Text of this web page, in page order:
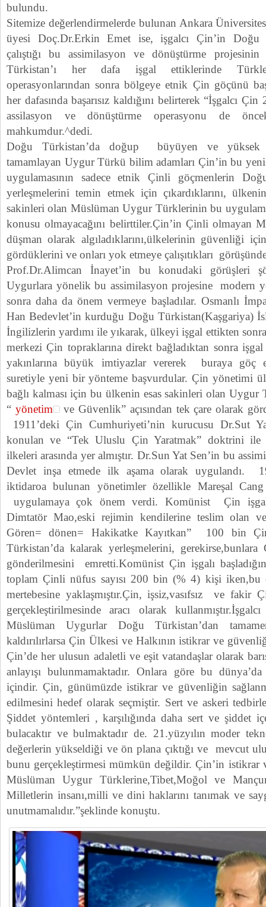
bulundu.
Sitemize değerlendirmelerde bulunan Ankara
üyesi Doç.Dr.Erkin Emet ise, işgalcı Çin’in Doğu
çalıştığı bu assimilasyon ve dönüştürme
Türkistan’ı her dafa işgal ettiklerinde
operasyonlarından sonra bölgeye etnik Çin göçünü
her dafasında başarısız kaldığını belirterek “İşgalcı
assilasyon ve dönüştürme operasyonu de
mahkumdur.^dedi.
Doğu Türkistan’da doğup büyüyen ve yüksek
tamamlayan Uygur Türkü bilim adamları Çin’in bu yeni
uygulamasının sadece etnik Çinli göçmenlerin
yerleşmelerini temin etmek için çıkardıklarını,
sakinleri olan Müslüman Uygur Türklerinin bu
konusu olmayacağını belirttiler.Çin’in Çinli olmayan
düşman olarak algıladıklarını,ülkelerinin güvenliği
gördüklerini ve onları yok etmeye çalışıtıkları
Prof.Dr.Alimcan İnayet’in bu konudaki görüşleri
Uygurlara yönelik bu assimilasyon projesine modern
sonra daha da önem vermeye başladılar. Osmanlı
Han Bedevlet’in kurduğu Doğu Türkistan(Kaşgariya)
İngilizlerin yardımı ile yıkarak, ülkeyi işgal ettikten
merkezi Çin topraklarına direkt bağladıktan sonra
yakınlarına büyük imtiyazlar vererek buraya göç
suretiyle yeni bir yönteme başvurdular. Çin yönetimi
bağlı kalması için bu ülkenin esas sakinleri olan
“ yönetim
ve Güvenlik” açısından tek çare olarak
1911’deki Çin Cumhuriyeti’nin kurucusu Dr.Sut
konulan ve “Tek Uluslu Çin Yaratmak” doktrini ile
ilkeleri arasında yer almıştır. Dr.Sun Yat Sen’in bu
Devlet inşa etmede ilk aşama olarak uygulandı.
iktidaroa bulunan yönetimler özellikle Mareşal
uygulamaya çok önem verdi. Komünist Çin
Dimtatör Mao,eski rejimin kendilerine teslim olan
Gören= dönen= Hakikatke Kayıtkan” 100 bin
Türkistan’da kalarak yerleşmelerini,
gönderilmesini emretti.Komünist Çin işgalı
toplam Çinli nüfus sayısı 200 bin (% 4) kişi
mertebesine yaklaşmıştır.Çin, işsiz,vasıfsız ve fakir
gerçekleştirilmesinde aracı olarak
Müslüman Uygurlar Doğu Türkistan’dan
kaldırılırlarsa Çin Ülkesi ve Halkının istikrar ve
Çin’de her ulusun adaletli ve eşit vatandaşlar olarak
anlayışı bulunmamaktadır. Onlara göre bu
içindir. Çin, günümüzde istikrar ve güvenliğin
edilmesini hedef olarak seçmiştir. Sert ve askeri
Şiddet yöntemleri , karşılığında daha sert ve şiddet
bulacaktır ve bulmaktadır de. 21.yüzyılın moder
değerlerin yükseldiği ve ön plana çıktığı ve mevcut
bunu gerçekleştirmesi mümkün değildir. Çin’in istikrar
Müslüman Uygur Türklerine,Tibet,Moğol ve
Milletlerin insanı,milli ve dini haklarını tanımak ve
unutmamalıdır.”şeklinde konuştu.